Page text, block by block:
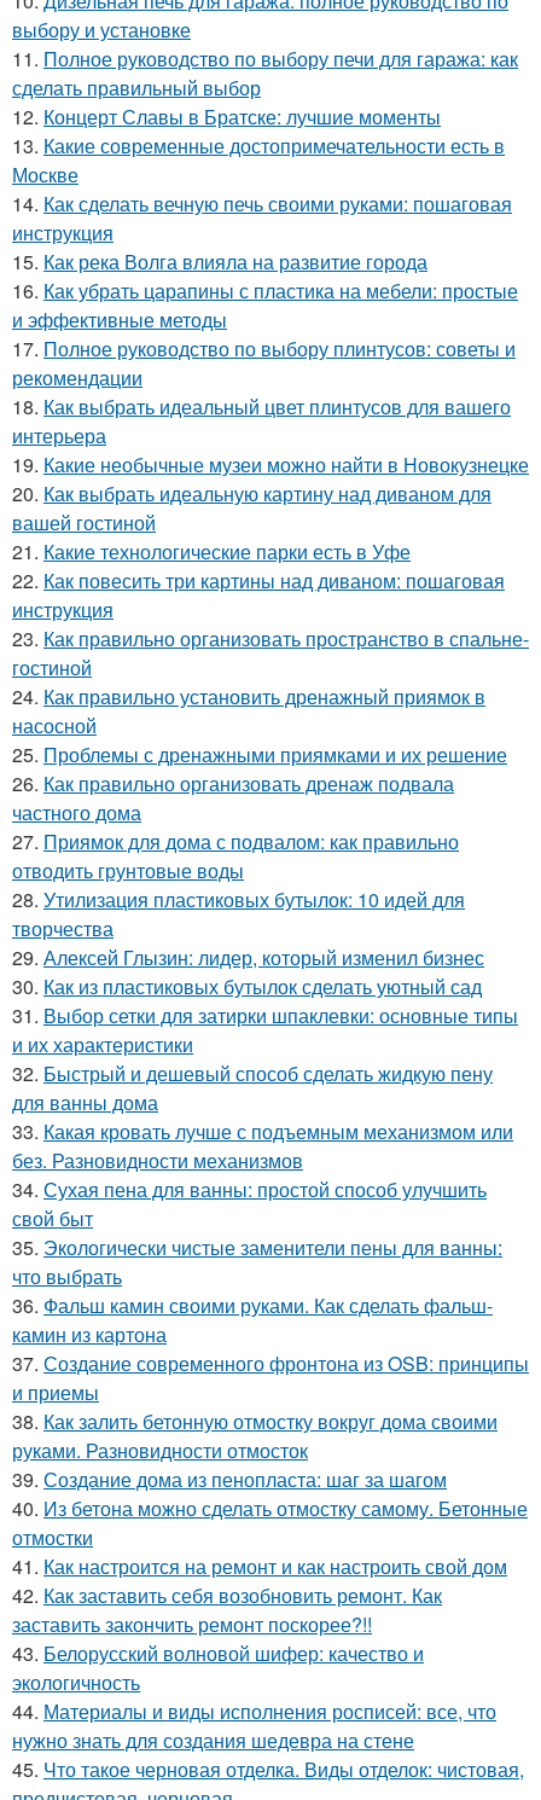
выбору и установке
11. Полное руководство по выбору печи для гаража: как
сделать правильный выбор
12. Концерт Славы в Братске: лучшие моменты
13. Какие современные достопримечательности есть в
Москве
14. Как сделать вечную печь своими руками: пошаговая
инструкция
15. Как река Волга влияла на развитие города
16. Как убрать царапины с пластика на мебели: простые
и эффективные методы
17. Полное руководство по выбору плинтусов: советы и
рекомендации
18. Как выбрать идеальный цвет плинтусов для вашего
интерьера
19. Какие необычные музеи можно найти в Новокузнецке
20. Как выбрать идеальную картину над диваном для
вашей гостиной
21. Какие технологические парки есть в Уфе
22. Как повесить три картины над диваном: пошаговая
инструкция
23. Как правильно организовать пространство в спальне-
гостиной
24. Как правильно установить дренажный приямок в
насосной
25. Проблемы с дренажными приямками и их решение
26. Как правильно организовать дренаж подвала
частного дома
27. Приямок для дома с подвалом: как правильно
отводить грунтовые воды
28. Утилизация пластиковых бутылок: 10 идей для
творчества
29. Алексей Глызин: лидер, который изменил бизнес
30. Как из пластиковых бутылок сделать уютный сад
31. Выбор сетки для затирки шпаклевки: основные типы
и их характеристики
32. Быстрый и дешевый способ сделать жидкую пену
для ванны дома
33. Какая кровать лучше с подъемным механизмом или
без. Разновидности механизмов
34. Сухая пена для ванны: простой способ улучшить
свой быт
35. Экологически чистые заменители пены для ванны:
что выбрать
36. Фальш камин своими руками. Как сделать фальш-
камин из картона
37. Создание современного фронтона из OSB: принципы
и приемы
38. Как залить бетонную отмостку вокруг дома своими
руками. Разновидности отмосток
39. Создание дома из пенопласта: шаг за шагом
40. Из бетона можно сделать отмостку самому. Бетонные
отмостки
41. Как настроится на ремонт и как настроить свой дом
42. Как заставить себя возобновить ремонт. Как
заставить закончить ремонт поскорее?!!
43. Белорусский волновой шифер: качество и
экологичность
44. Материалы и виды исполнения росписей: все, что
нужно знать для создания шедевра на стене
45. Что такое черновая отделка. Виды отделок: чистовая,